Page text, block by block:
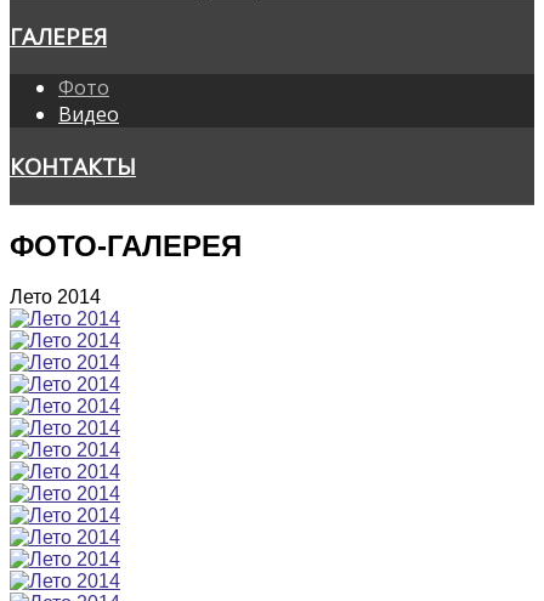
ГАЛЕРЕЯ
Фото
Видео
КОНТАКТЫ
ФОТО-ГАЛЕРЕЯ
Лето 2014